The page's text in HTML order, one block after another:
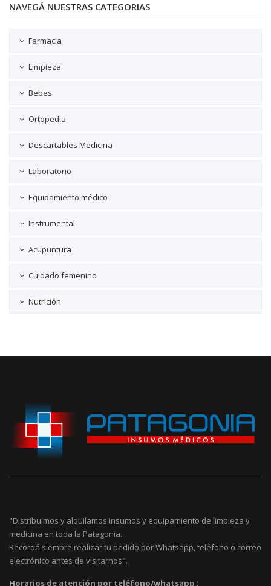
NAVEGÁ NUESTRAS CATEGORIAS
Farmacia
Limpieza
Bebes
Ortopedia
Descartables Medicina
Laboratorio
Equipamiento médico
Instrumental
Acupuntura
Cuidado femenino
Nutrición
"Distribuimos y alquilamos insumos y equipamiento de limpieza y
medicina en toda la Patagonia.
Recordá siempre realizar tu pedido por Whatsapp, teléfono o correo
electrónico antes de visitarnos".
Horarios de atención por teléfono/whatsapp :